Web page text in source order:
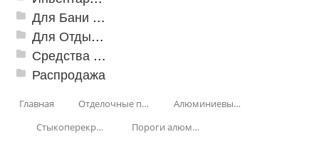
Для Бани и Сауны
Для Отдыха и Пикника
Средства от насекомых и садовых вредителей
Распродажа
Главная Отделочные профили
Алюминиевые пороги
Стыкоперекрывающие алюминиевые пороги
Пороги алюминиевые А-45 45х4,4 мм (открытый крепеж)